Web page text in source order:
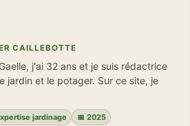
CAILLEBOTTE
j'ai 32 ans et je suis rédactrice
jardin et le potager. Sur ce site, je
jardinage 📅 2025